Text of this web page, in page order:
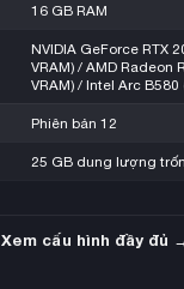
16 GB RAM
NVIDIA GeForce RTX
VRAM) / AMD Radeon
VRAM) / Intel Arc B580
Phiên bản 12
25 GB dung lượng
Xem cấu hình đầy đủ